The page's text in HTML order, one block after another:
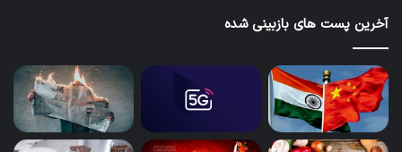
آخرین پست های بازبینی شده